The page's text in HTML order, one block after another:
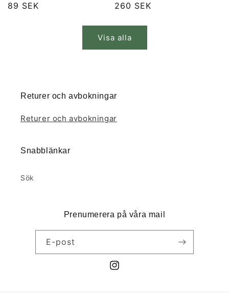
Ordinarie
89 SEK
Ordinarie
260 SEK
Visa alla
Returer och avbokningar
Returer och avbokningar
Snabblänkar
Sök
Prenumerera på våra mail
E-post
Instagram